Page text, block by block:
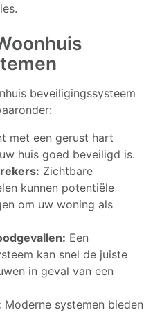
beveiligingssysteem
met een gerust hart
huis goed beveiligd is.
Zichtbare
kunnen potentiële
om uw woning als
Een
kan snel de juiste
in geval van een
Moderne systemen bieden